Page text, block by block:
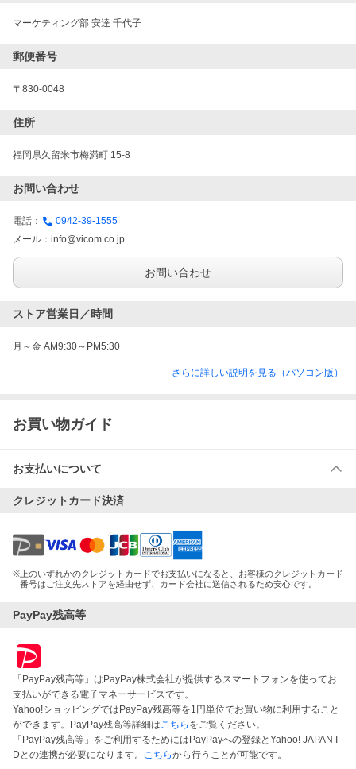
マーケティング部 安達 千代子
郵便番号
〒830-0048
住所
福岡県久留米市梅満町 15-8
お問い合わせ
電話：
0942-39-1555
メール： info@vicom.co.jp
お問い合わせ
ストア営業日／時間
月～金 AM9:30～PM5:30
さらに詳しい説明を見る（パソコン版）
お買い物ガイド
お支払いについて
クレジットカード決済
※ 上のいずれかのクレジットカードでお支払いになると、お客様のクレジットカード
番号はご注文先ストアを経由せず、カード会社に送信されるため安心です。
PayPay残高等
「PayPay残高等」はPayPay株式会社が提供するスマートフォンを使ってお
支払いができる電子マネーサービスです。
Yahoo!ショッピングではPayPay残高等を1円単位でお買い物に利用すること
ができます。PayPay残高等詳細はこちら をご覧ください。
「PayPay残高等」をご利用するためにはPayPayへの登録とYahoo! JAPAN I
Dとの連携が必要になります。 こちらから行うことが可能です。